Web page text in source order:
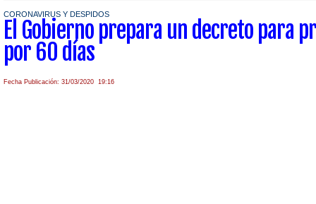
CORONAVIRUS Y DESPIDOS
El Gobierno prepara un decreto para
por 60 días
Fecha Publicación: 31/03/2020 19:16